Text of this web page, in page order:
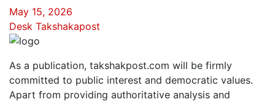
May 15, 2026
Desk Takshakapost
As a publication, takshakpost.com will be firmly
committed to public interest and democratic values.
Apart from providing authoritative analysis and